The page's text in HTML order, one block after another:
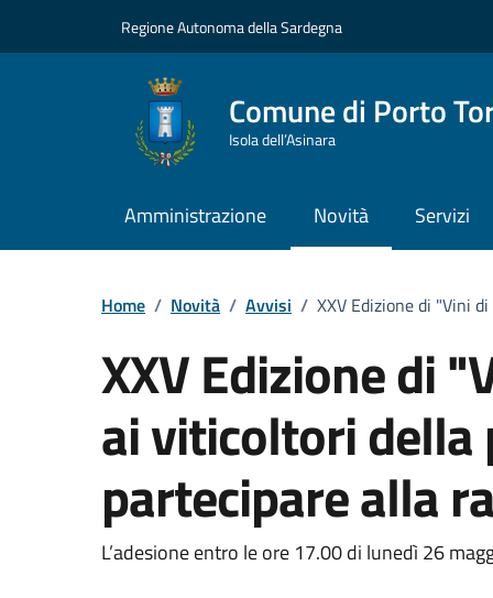
Regione Autonoma della Sardegna
Comune di Porto
Isola dell’Asinara
Amministrazione Novità Servizi
Home / Novità / Avvisi / XXV Edizione di "Vini
XXV Edizione di
ai viticoltori della
partecipare alla
Dettagli della notizia
L’adesione entro le ore 17.00 di lunedì 26